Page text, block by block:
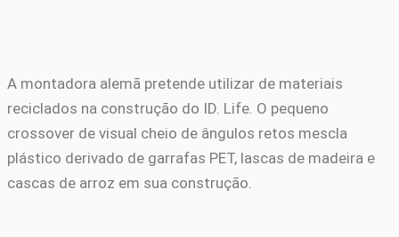
A montadora alemã pretende utilizar de materiais
reciclados na construção do ID. Life. O pequeno
crossover de visual cheio de ângulos retos mescla
plástico derivado de garrafas PET, lascas de madeira e
cascas de arroz em sua construção.